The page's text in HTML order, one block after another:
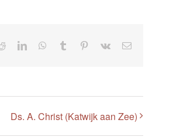
RedditLinkedInWhatsApp
Tumblr Pinterest
Vk
E-
Ds. A. Christ (Katwijk aan Zee)